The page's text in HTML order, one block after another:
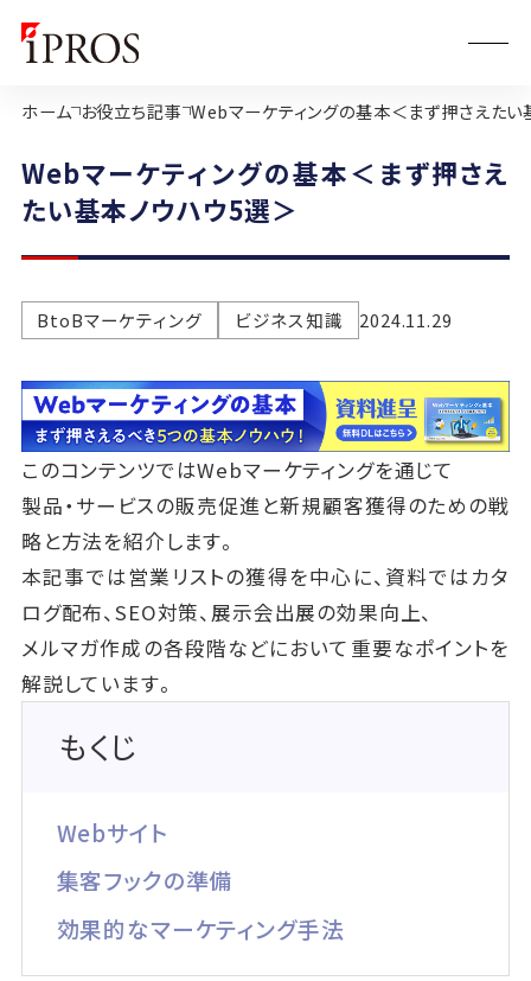
ホーム お役立ち記事 Webマーケティングの基本＜まず押さえた
Webマーケティングの基本＜まず押さえ
たい基本ノウハウ5選＞
BtoBマーケティング ビジネス知識 2024.11.29
このコンテンツではWebマーケティングを通じて
製品・サービスの販売促進と新規顧客獲得のための戦
略と方法を紹介します。
本記事では営業リストの獲得を中心に、資料ではカタ
ログ配布、SEO対策、展示会出展の効果向上、
メルマガ作成の各段階などにおいて重要なポイントを
解説しています。
もくじ
Webサイト
集客フックの準備
効果的なマーケティング手法